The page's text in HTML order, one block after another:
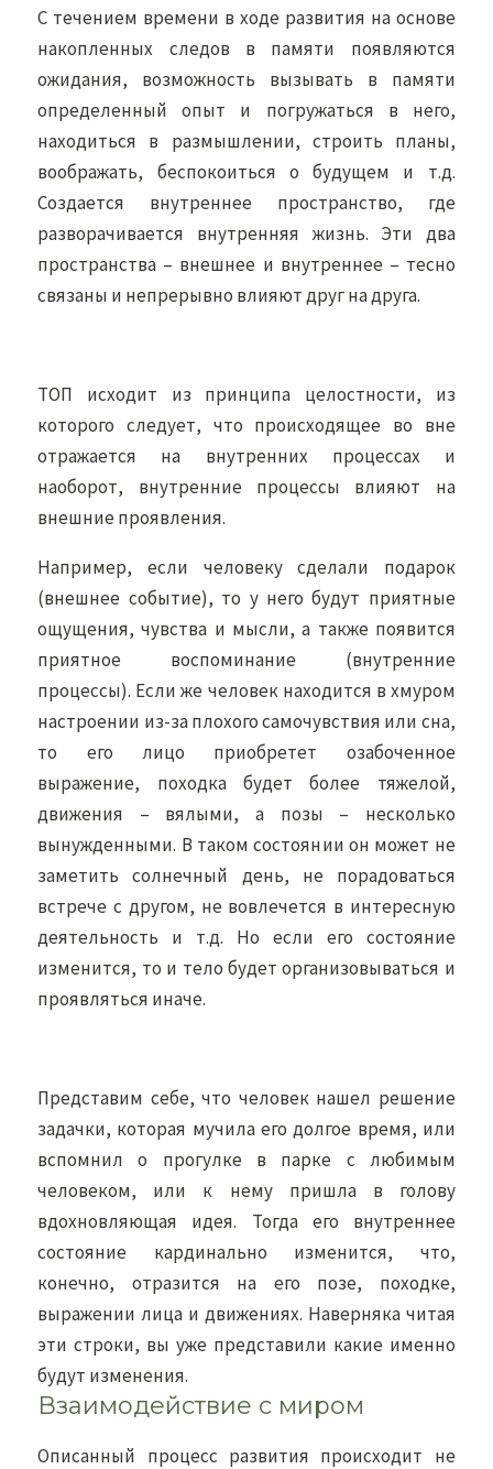
С течением времени в ходе развития на основе
накопленных следов в памяти появляются
ожидания, возможность вызывать в памяти
определенный опыт и погружаться в него,
находиться в размышлении, строить планы,
воображать, беспокоиться о будущем и т.д.
Создается внутреннее пространство, где
разворачивается внутренняя жизнь. Эти два
пространства – внешнее и внутреннее – тесно
связаны и непрерывно влияют друг на друга.
ТОП исходит из принципа целостности, из
которого следует, что происходящее во вне
отражается на внутренних процессах и
наоборот, внутренние процессы влияют на
внешние проявления.
Например, если человеку сделали подарок
(внешнее событие), то у него будут приятные
ощущения, чувства и мысли, а также появится
приятное воспоминание (внутренние
процессы). Если же человек находится в хмуром
настроении из-за плохого самочувствия или сна,
то его лицо приобретет озабоченное
выражение, походка будет более тяжелой,
движения – вялыми, а позы – несколько
вынужденными. В таком состоянии он может не
заметить солнечный день, не порадоваться
встрече с другом, не вовлечется в интересную
деятельность и т.д. Но если его состояние
изменится, то и тело будет организовываться и
проявляться иначе.
Представим себе, что человек нашел решение
задачки, которая мучила его долгое время, или
вспомнил о прогулке в парке с любимым
человеком, или к нему пришла в голову
вдохновляющая идея. Тогда его внутреннее
состояние кардинально изменится, что,
конечно, отразится на его позе, походке,
выражении лица и движениях. Наверняка читая
эти строки, вы уже представили какие именно
будут изменения.
Взаимодействие с миром
Описанный процесс развития происходит не